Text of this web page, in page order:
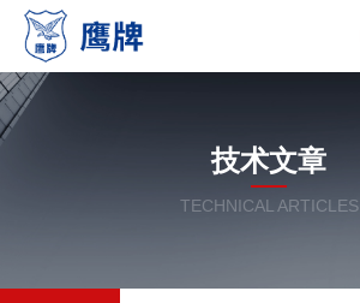
技术文章
TECHNICAL ARTICLES